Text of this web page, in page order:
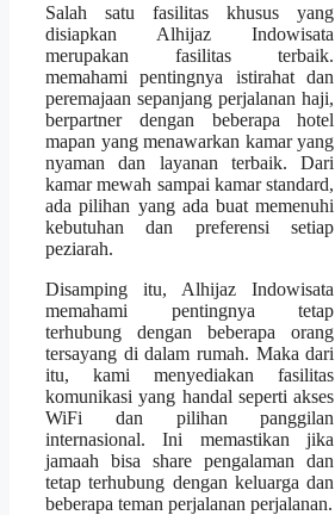
Salah satu fasilitas khusus yang
disiapkan Alhijaz Indowisata
merupakan fasilitas terbaik.
memahami pentingnya istirahat dan
peremajaan sepanjang perjalanan haji,
berpartner dengan beberapa hotel
mapan yang menawarkan kamar yang
nyaman dan layanan terbaik. Dari
kamar mewah sampai kamar standard,
ada pilihan yang ada buat memenuhi
kebutuhan dan preferensi setiap
peziarah.
Disamping itu, Alhijaz Indowisata
memahami pentingnya tetap
terhubung dengan beberapa orang
tersayang di dalam rumah. Maka dari
itu, kami menyediakan fasilitas
komunikasi yang handal seperti akses
WiFi dan pilihan panggilan
internasional. Ini memastikan jika
jamaah bisa share pengalaman dan
tetap terhubung dengan keluarga dan
beberapa teman perjalanan perjalanan.